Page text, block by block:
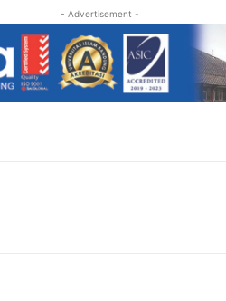
- Advertisement -